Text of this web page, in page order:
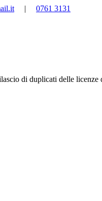
| 0761 3131
di duplicati delle licenze